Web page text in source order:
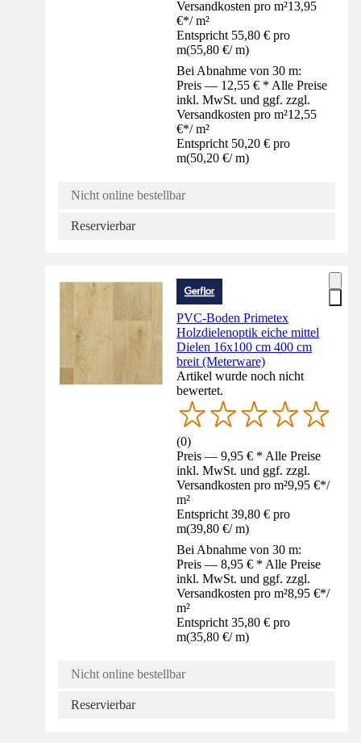
Versandkosten pro m²13,95
€*/ m²
Entspricht 55,80 € pro
m(55,80 €/ m)
Bei Abnahme von 30 m:
Preis — 12,55 € * Alle Preise
inkl. MwSt. und ggf. zzgl.
Versandkosten pro m²12,55
€*/ m²
Entspricht 50,20 € pro
m(50,20 €/ m)
Nicht online bestellbar
Reservierbar
PVC-Boden Primetex
Holzdielenoptik eiche mittel
Dielen 16x100 cm 400 cm
breit (Meterware)
Artikel wurde noch nicht
bewertet.
(0)
Preis — 9,95 € * Alle Preise
inkl. MwSt. und ggf. zzgl.
Versandkosten pro m²9,95 €*/
m²
Entspricht 39,80 € pro
m(39,80 €/ m)
Bei Abnahme von 30 m:
Preis — 8,95 € * Alle Preise
inkl. MwSt. und ggf. zzgl.
Versandkosten pro m²8,95 €*/
m²
Entspricht 35,80 € pro
m(35,80 €/ m)
Nicht online bestellbar
Reservierbar